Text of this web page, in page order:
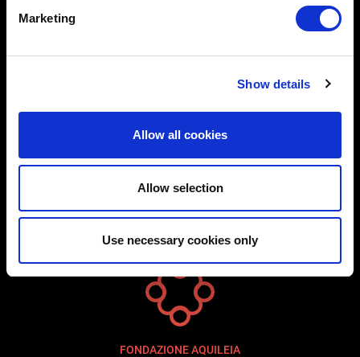
Marketing
Show details
Allow all cookies
Allow selection
Use necessary cookies only
VERANSTALTUNGEN UND AUSSTELLUNGEN
KONTAKTE
FONDAZIONE AQUILEIA